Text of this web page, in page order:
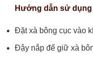
Hướng dẫn sử dụng
Đặt xà bông cục vào
Đậy nắp để giữ xà